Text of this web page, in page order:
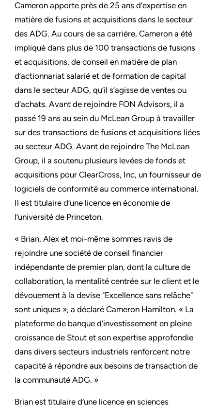
Cameron apporte près de 25 ans d’expertise en
matière de fusions et acquisitions dans le secteur
des ADG. Au cours de sa carrière, Cameron a été
impliqué dans plus de 100 transactions de fusions
et acquisitions, de conseil en matière de plan
d’actionnariat salarié et de formation de capital
dans le secteur ADG, qu’il s’agisse de ventes ou
d’achats. Avant de rejoindre FON Advisors, il a
passé 19 ans au sein du McLean Group à travailler
sur des transactions de fusions et acquisitions liées
au secteur ADG. Avant de rejoindre The McLean
Group, il a soutenu plusieurs levées de fonds et
acquisitions pour ClearCross, Inc, un fournisseur de
logiciels de conformité au commerce international.
Il est titulaire d’une licence en économie de
l’université de Princeton.
« Brian, Alex et moi-même sommes ravis de
rejoindre une société de conseil financier
indépendante de premier plan, dont la culture de
collaboration, la mentalité centrée sur le client et le
dévouement à la devise "Excellence sans relâche"
sont uniques », a déclaré Cameron Hamilton. « La
plateforme de banque d’investissement en pleine
croissance de Stout et son expertise approfondie
dans divers secteurs industriels renforcent notre
capacité à répondre aux besoins de transaction de
la communauté ADG. »
Brian est titulaire d’une licence en sciences